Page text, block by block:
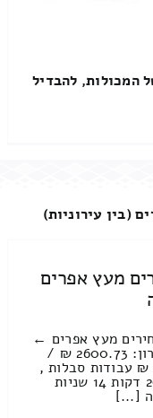
המכולות, להבדיל
(בין עירוניות)
מעץ אפרים
מעץ אפרים ←
לאלעד כולל פירוק והרכבה מחיר מחירון: 2600.73 ₪ /
אלה שבטווח המחירים 3200 – 2400 ₪ עבודות סבלות ,
טעינה ופריקה : 1323.08 ₪ / זמן : 29 דקות 14 שניות